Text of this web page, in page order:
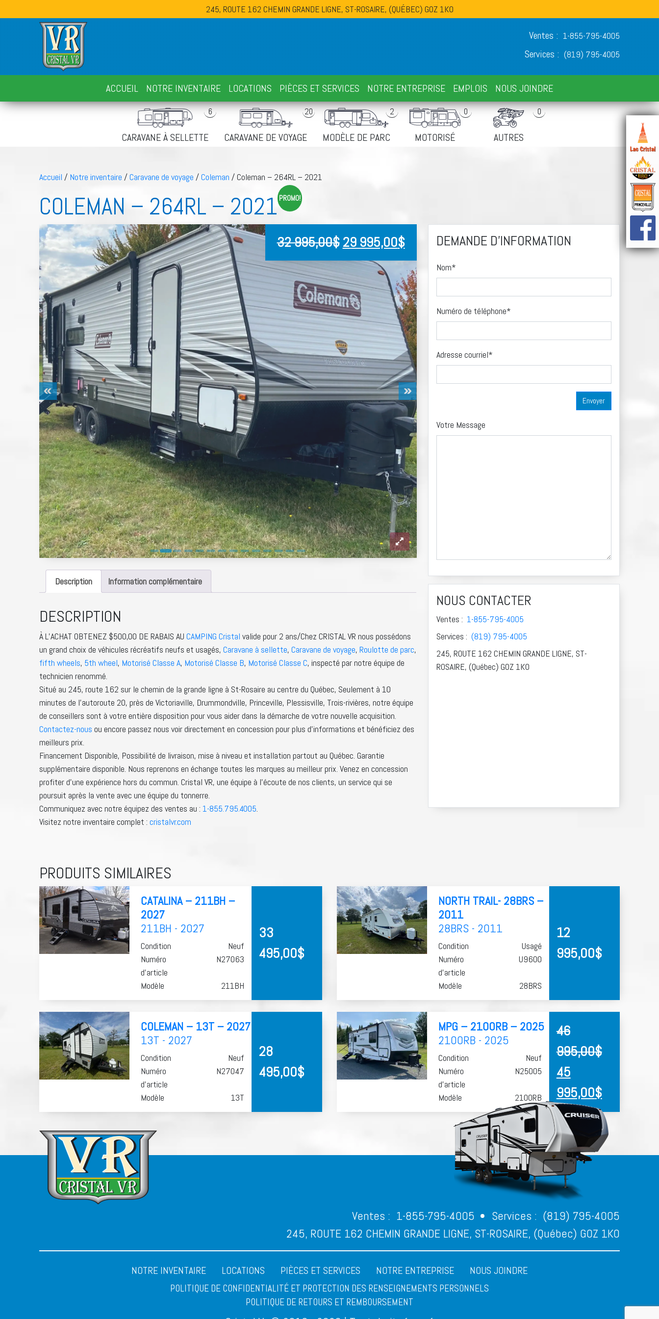
245, ROUTE 162 CHEMIN GRANDE LIGNE, ST-ROSAIRE, (QUÉBEC) G0Z 1K0
Ventes : 1-855-795-4005
Services : (819) 795-4005
ACCUEIL NOTRE INVENTAIRE LOCATIONS PIÈCES ET SERVICES NOTRE ENTREPRISE EMPLOIS NOUS JOINDRE
CARAVANE À SELLETTE
6
CARAVANE DE VOYAGE
20
MODÈLE DE PARC
2
MOTORISÉ
0
AUTRES
0
Accueil / Notre inventaire /Caravane de voyage /Coleman / Coleman – 264RL – 2021
COLEMAN – 264RL – 2021 PROMO!
32 995,00$ 29 995,00$
Description Information complémentaire
DESCRIPTION
À L’ACHAT OBTENEZ $500,00 DE RABAIS AU CAMPING Cristal valide pour 2 ans/Chez CRISTAL VR nous possédons
un grand choix de véhicules récréatifs neufs et usagés, Caravane à sellette, Caravane de voyage, Roulotte de parc,
fifth wheels, 5th wheel, Motorisé Classe A, Motorisé Classe B, Motorisé Classe C, inspecté par notre équipe de
technicien renommé.
Situé au 245, route 162 sur le chemin de la grande ligne à St-Rosaire au centre du Québec, Seulement à 10
minutes de l’autoroute 20, près de Victoriaville, Drummondville, Princeville, Plessisville, Trois-rivières, notre équipe
de conseillers sont à votre entière disposition pour vous aider dans la démarche de votre nouvelle acquisition.
Contactez-nous ou encore passez nous voir directement en concession pour plus d’informations et bénéficiez des
meilleurs prix.
Financement Disponible, Possibilité de livraison, mise à niveau et installation partout au Québec. Garantie
supplémentaire disponible. Nous reprenons en échange toutes les marques au meilleur prix. Venez en concession
profiter d’une expérience hors du commun. Cristal VR, une équipe à l’écoute de nos clients, un service qui se
poursuit après la vente avec une équipe du tonnerre.
Communiquez avec notre équipez des ventes au : 1-855.795.4005.
Visitez notre inventaire complet : cristalvr.com
DEMANDE D'INFORMATION
Nom*
Numéro de téléphone*
Adresse courriel*
Votre Message
NOUS CONTACTER
Ventes : 1-855-795-4005
Services : (819) 795-4005
245, ROUTE 162 CHEMIN GRANDE LIGNE, ST-
ROSAIRE, (Québec) G0Z 1K0
PRODUITS SIMILAIRES
CATALINA – 211BH –
2027
211BH - 2027
Condition
Neuf
Numéro
d'article
N27063
Modèle 211BH
33
495,00$
NORTH TRAIL- 28BRS –
2011
28BRS - 2011
Condition
Usagé
Numéro
d'article
U9600
Modèle 28BRS
12
995,00$
COLEMAN – 13T – 2027
13T - 2027
Condition
Neuf
Numéro
d'article
N27047
Modèle 13T
28
495,00$
MPG – 2100RB – 2025
2100RB - 2025
Condition
Neuf
Numéro
d'article
N25005
Modèle 2100RB
46
995,00$
45
995,00$
Ventes : 1-855-795-4005 Services : (819) 795-4005
245, ROUTE 162 CHEMIN GRANDE LIGNE, ST-ROSAIRE, (Québec) G0Z 1K0
NOTRE INVENTAIRE LOCATIONS PIÈCES ET SERVICES NOTRE ENTREPRISE NOUS JOINDRE
POLITIQUE DE CONFIDENTIALITÉ ET PROTECTION DES RENSEIGNEMENTS PERSONNELS
POLITIQUE DE RETOURS ET REMBOURSEMENT